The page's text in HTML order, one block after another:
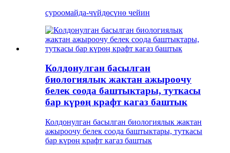
суроомайда-чүйдөсүнө чейин
Колдонулган басылган
биологиялык жактан ажыроочу
белек соода баштыктары, туткасы
бар күрөң крафт кагаз баштык
Колдонулган басылган биологиялык жактан
ажыроочу белек соода баштыктары, туткасы
бар күрөң крафт кагаз баштык